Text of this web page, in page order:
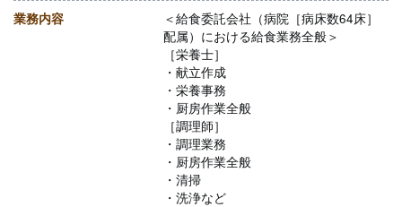
業務内容
＜給食委託会社（病院［病床数64床］
配属）における給食業務全般＞
［栄養士］
・献立作成
・栄養事務
・厨房作業全般
［調理師］
・調理業務
・厨房作業全般
・清掃
・洗浄など